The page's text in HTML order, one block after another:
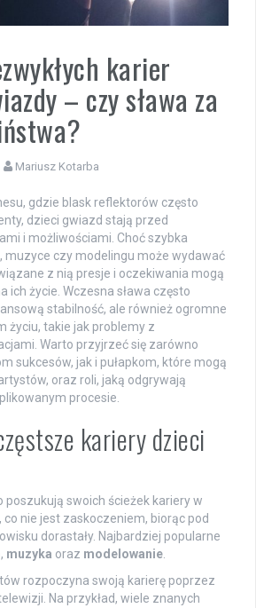
karier
– czy sława za
Mariusz Kotarba
gdzie blask reflektorów często
dzieci gwiazd stają przed
i możliwościami. Choć szybka
muzyce czy modelingu może wydawać
z nią presje i oczekiwania mogą
ich życie. Wczesna sława często
stabilność, ale również ogromne
życiu, takie jak problemy z
Warto przyjrzeć się zarówno
sukcesów, jak i pułapkom, które mogą
oraz roli, jaką odgrywają
procesie.
kariery dzieci
poszukują swoich ścieżek kariery w
nie jest zaskoczeniem, biorąc pod
dorastały. Najbardziej popularne
, muzyka oraz modelowanie.
rozpoczyna swoją karierę poprzez
Na przykład, wiele znanych